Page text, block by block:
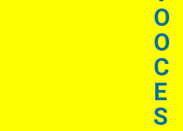
O
O
C
E
S